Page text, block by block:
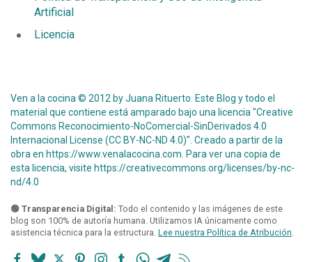
Artificial
Licencia
Ven a la cocina © 2012 by Juana Rituerto. Este Blog y todo el
material que contiene está amparado bajo una licencia "Creative
Commons Reconocimiento-NoComercial-SinDerivados 4.0
Internacional License (CC BY-NC-ND 4.0)". Creado a partir de la
obra en https://www.venalacocina.com . Para ver una copia de
esta licencia, visite https://creativecommons.org/licenses/by-nc-
nd/4.0
🟢 Transparencia Digital: Todo el contenido y las imágenes de este
blog son 100% de autoría humana. Utilizamos IA únicamente como
asistencia técnica para la estructura. Lee nuestra Política de Atribución.